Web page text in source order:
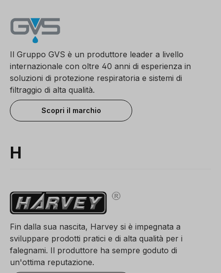
Il Gruppo GVS è un produttore leader a livello
internazionale con oltre 40 anni di esperienza in
soluzioni di protezione respiratoria e sistemi di
filtraggio di alta qualità.
Scopri il marchio
H
Fin dalla sua nascita, Harvey si è impegnata a
sviluppare prodotti pratici e di alta qualità per i
falegnami. Il produttore ha sempre goduto di
un'ottima reputazione.